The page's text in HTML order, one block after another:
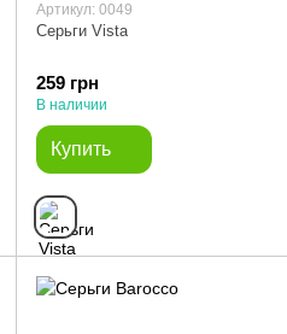
Артикул: 0049
Серьги Vista
259 грн
В наличии
Купить